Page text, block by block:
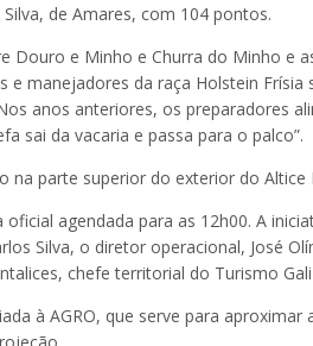
de Amares, com 104 pontos.
e Minho e Churra do Minho e
manejadores da raça Holstein
anos anteriores, os preparadores
sai da vacaria e passa para o palco”.
na parte superior do exterior do
agendada para as 12h00. A
Silva, o diretor operacional, José
chefe territorial do Turismo
à AGRO, que serve para